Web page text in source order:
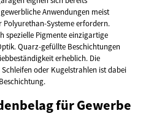
Anwendungen meist
Systeme erfordern.
spezielle Pigmente einzigartige
Quarz-gefüllte Beschichtungen
erheblich. Die
oder Kugelstrahlen ist dabei
für Gewerbe